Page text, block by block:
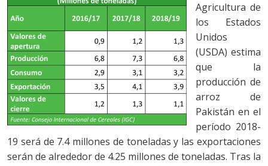
Agricultura de
los Estados
Unidos
(USDA) estima
que la
producción de
arroz de
Pakistán en el
período 2018-
19 será de 7.4 millones de toneladas y las exportaciones
serán de alrededor de 4.25 millones de toneladas. Tras la